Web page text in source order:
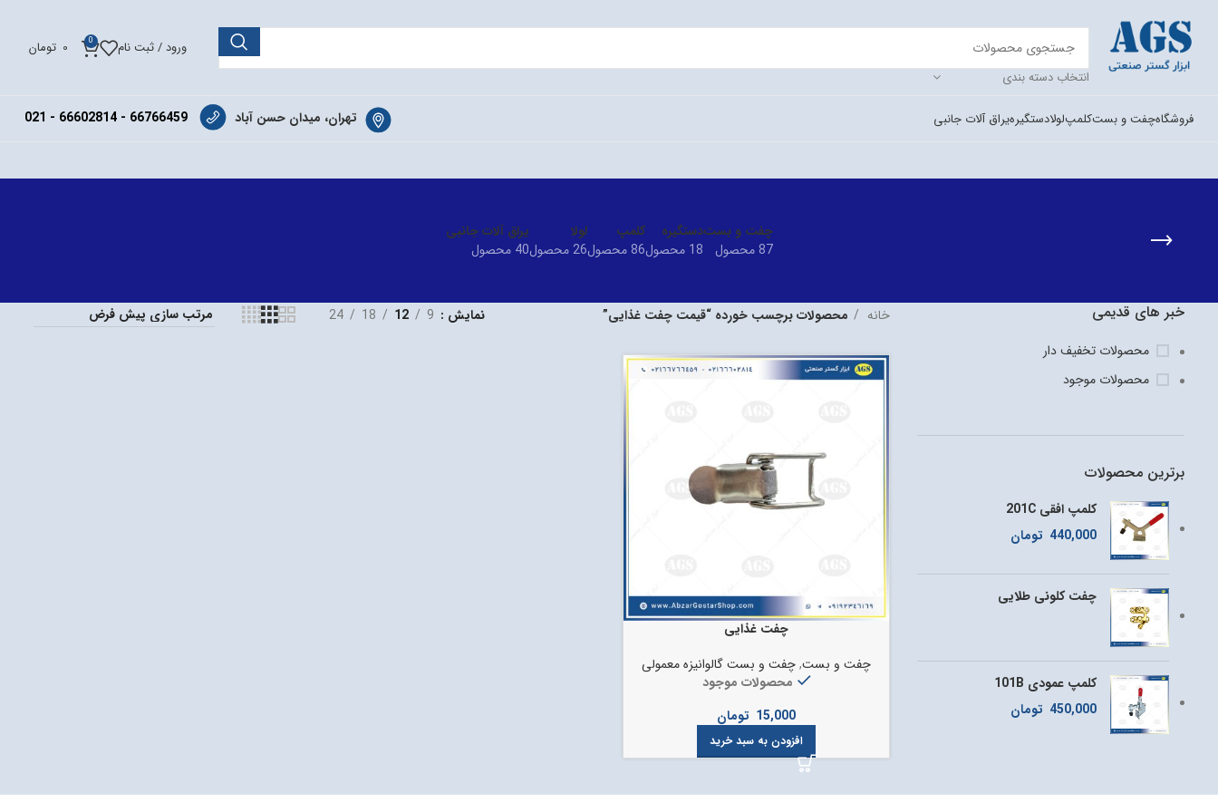
انتخاب دسته بندی
ورود / ثبت نام 0
0 تومان
فروشگاهچفت و بستکلمپلولادستگیرهیراق آلات جانبی تهران، میدان حسن آباد
چفت و بست
87 محصول
دستگیره
18 محصول
کلمپ
86 محصول
لولا
26 محصول
یراق آلات جانبی
40 محصول
خبر های قدیمی
محصولات تخفیف دار
محصولات موجود
برترین محصولات
کلمپ افقی 201C
440,000 تومان
چفت کلونی طلایی
کلمپ عمودی 101B
450,000 تومان
خانه محصولات برچسب خورده “قیمت چفت غذایی” نمایش 9
12
18
24
چفت غذایی
چفت و بست,چفت و بست گالوانیزه معمولی
محصولات موجود
15,000 تومان
افزودن به سبد خرید